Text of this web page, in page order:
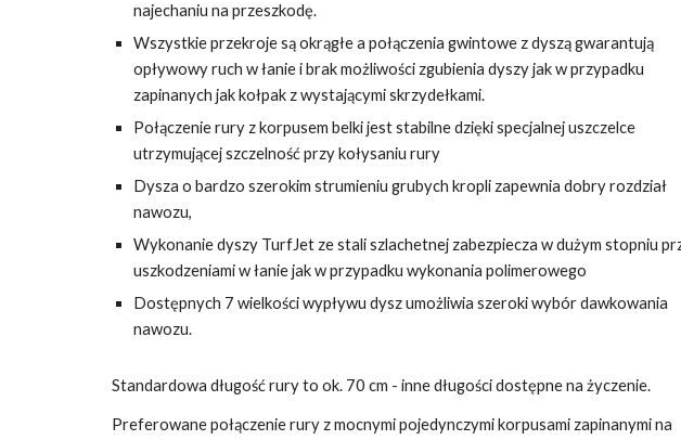
najechaniu na przeszkodę.
Wszystkie przekroje są okrągłe a połączenia gwintowe z dyszą gwarantują
opływowy ruch w łanie i brak możliwości zgubienia dyszy jak w przypadku
zapinanych jak kołpak z wystającymi skrzydełkami.
Połączenie rury z korpusem belki jest stabilne dzięki specjalnej uszczelce
utrzymującej szczelność przy kołysaniu rury
Dysza o bardzo szerokim strumieniu grubych kropli zapewnia dobry rozdział
nawozu,
Wykonanie dyszy TurfJet ze stali szlachetnej zabezpiecza w dużym stopniu
uszkodzeniami w łanie jak w przypadku wykonania polimerowego
Dostępnych 7 wielkości wypływu dysz umożliwia szeroki wybór dawkowania
nawozu.
Standardowa długość rury to ok. 70 cm - inne długości dostępne na życzenie.
Preferowane połączenie rury z mocnymi pojedynczymi korpusami zapinanymi na